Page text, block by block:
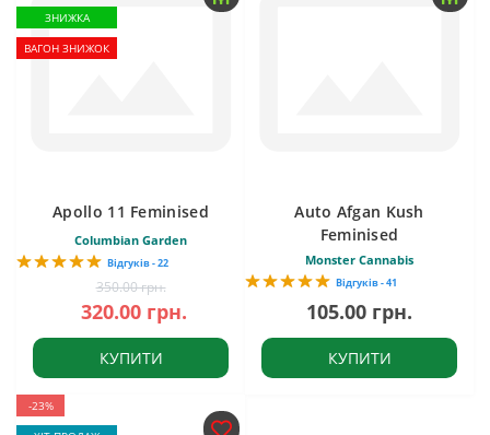
ЗНИЖКА
ВАГОН ЗНИЖОК
Apollo 11 Feminised
Columbian Garden
Відгуків - 22
350.00 грн.
320.00 грн.
КУПИТИ
Auto Afgan Kush
Feminised
Monster Cannabis
Відгуків - 41
105.00 грн.
КУПИТИ
-23%